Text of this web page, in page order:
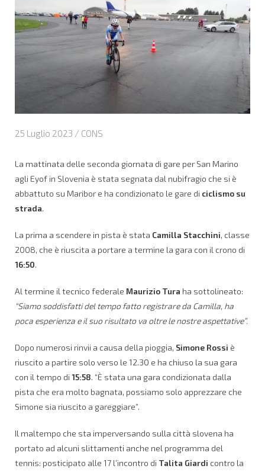
25 Luglio 2023 / CONS
La mattinata delle seconda giornata di gare per San Marino
agli Eyof in Slovenia è stata segnata dal nubifragio che si è
abbattuto su Maribor e ha condizionato le gare di ciclismo su
strada.
La prima a scendere in pista è stata Camilla Stacchini, classe
2008, che è riuscita a portare a termine la gara con il crono di
16:50.
Al termine il tecnico federale Maurizio Tura ha sottolineato:
“Siamo soddisfatti del tempo fatto registrare da Camilla, ha
poca esperienza e il suo risultato va oltre le nostre aspettative”.
Dopo numerosi rinvii a causa della pioggia, Simone Rossi è
riuscito a partire solo verso le 12.30 e ha chiuso la sua gara
con il tempo di 15:58. “È stata una gara condizionata dalla
pista che era molto bagnata, possiamo solo apprezzare che
Simone sia riuscito a gareggiare”.
Il maltempo che sta imperversando sulla città slovena ha
portato ad alcuni slittamenti anche nel programma del
tennis: posticipato alle 17 l’incontro di Talita Giardi contro la